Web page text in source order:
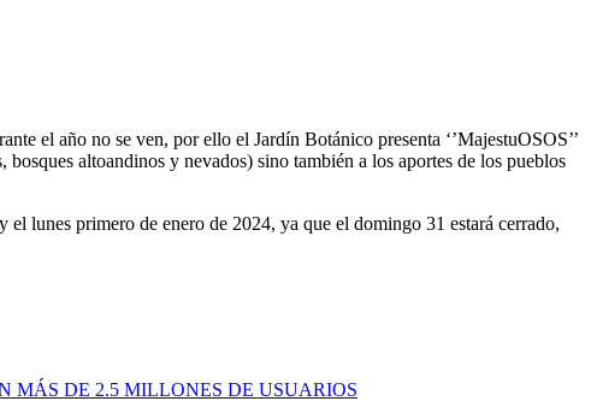
el año no se ven, por ello el Jardín Botánico presenta ‘’MajestuOSOS’’
altoandinos y nevados) sino también a los aportes de los pueblos
lunes primero de enero de 2024, ya que el domingo 31 estará cerrado,
MÁS DE 2.5 MILLONES DE USUARIOS